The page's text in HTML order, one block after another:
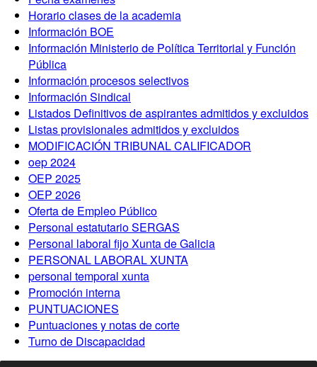
Horario clases de la academia
Información BOE
Información Ministerio de Política Territorial y Función
Pública
Información procesos selectivos
Información Sindical
Listados Definitivos de aspirantes admitidos y excluidos
Listas provisionales admitidos y excluidos
MODIFICACIÓN TRIBUNAL CALIFICADOR
oep 2024
OEP 2025
OEP 2026
Oferta de Empleo Público
Personal estatutario SERGAS
Personal laboral fijo Xunta de Galicia
PERSONAL LABORAL XUNTA
personal temporal xunta
Promoción interna
PUNTUACIONES
Puntuaciones y notas de corte
Turno de Discapacidad